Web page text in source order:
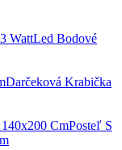
Led Bodové
Darčeková Krabička
Posteľ S